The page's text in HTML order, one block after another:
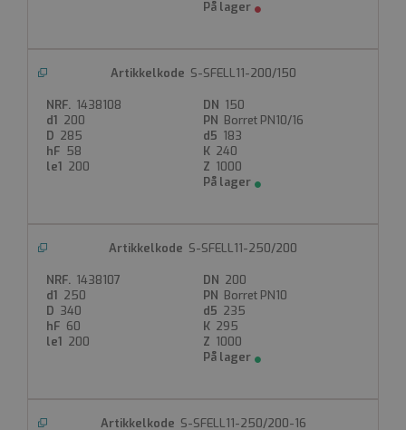
S-SFELL11-200/150
1438108
150
200
Borret PN10/16
285
183
58
240
200
1000
S-SFELL11-250/200
1438107
200
250
Borret PN10
340
235
60
295
200
1000
S-SFELL11-250/200-16